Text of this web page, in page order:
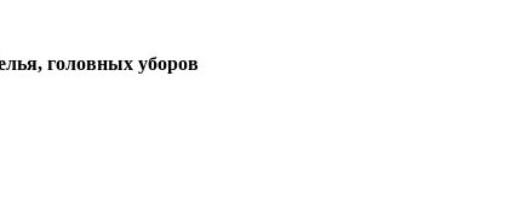
головных уборов